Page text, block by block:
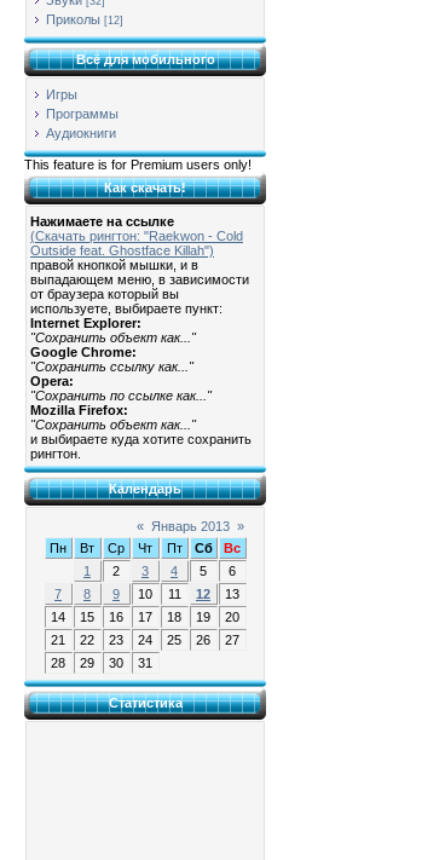
Приколы [12]
Всё для мобильного
Игры
Программы
Аудиокниги
This feature is for Premium users only!
Как скачать!
Нажимаете на ссылке
(Скачать рингтон: "Raekwon - Cold
Outside feat. Ghostface Killah")
правой кнопкой мышки, и в
выпадающем меню, в зависимости
от браузера который вы
используете, выбираете пункт:
Internet Explorer:
"Сохранить объект как..."
Google Chrome:
"Сохранить ссылку как..."
Opera:
"Сохранить по ссылке как..."
Mozilla Firefox:
"Сохранить объект как..."
и выбираете куда хотите сохранить
рингтон.
Календарь
« Январь 2013 »
Пн
Вт Ср Чт Пт Сб
Вс
1
2 3 4 5
6
7
8 9 10 11 12
13
14
15 16 17 18 19
20
21
22 23 24 25 26
27
28
29 30 31
Статистика